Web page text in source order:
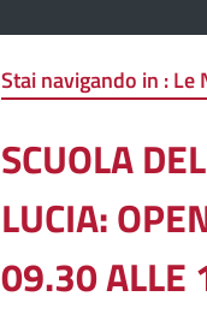
Stai navigando in :Le
SCUOLA
LUCIA:
09.30 ALLE